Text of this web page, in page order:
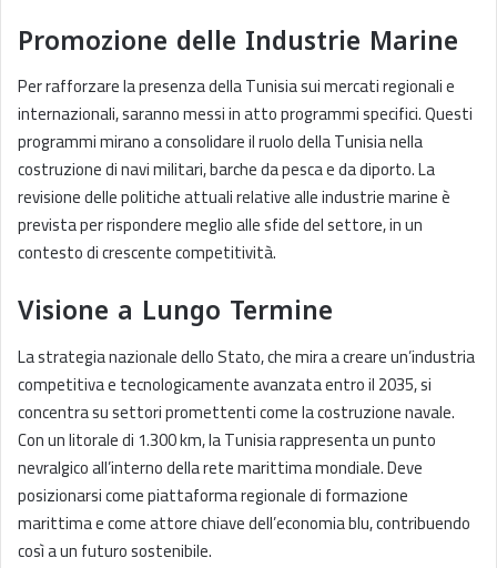
Promozione delle Industrie Marine
Per rafforzare la presenza della Tunisia sui mercati regionali e
internazionali, saranno messi in atto programmi specifici. Questi
programmi mirano a consolidare il ruolo della Tunisia nella
costruzione di navi militari, barche da pesca e da diporto. La
revisione delle politiche attuali relative alle industrie marine è
prevista per rispondere meglio alle sfide del settore, in un
contesto di crescente competitività.
Visione a Lungo Termine
La strategia nazionale dello Stato, che mira a creare un’industria
competitiva e tecnologicamente avanzata entro il 2035, si
concentra su settori promettenti come la costruzione navale.
Con un litorale di 1.300 km, la Tunisia rappresenta un punto
nevralgico all’interno della rete marittima mondiale. Deve
posizionarsi come piattaforma regionale di formazione
marittima e come attore chiave dell’economia blu, contribuendo
così a un futuro sostenibile.